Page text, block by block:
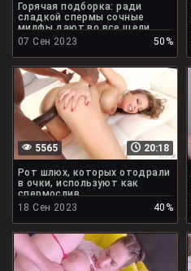
Горячая подборка: ради
сладкой спермы сочные
милфы дают во все щели
07 Сен 2023
50%
20:18
5565
Рот шлюх, которых отодрали
в очки, используют как
спермослив
18 Сен 2023
40%